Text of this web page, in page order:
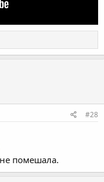
#28
помешала.